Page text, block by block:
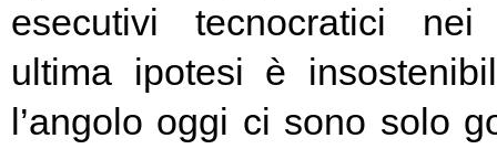
esecutivi tecnocratici
ultima ipotesi è
l’angolo oggi ci sono solo